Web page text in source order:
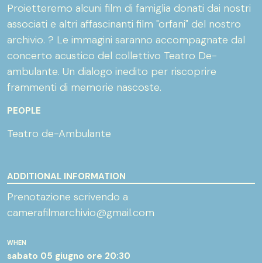
WHEN
sabato 05 giugno ore 20:30
Proietteremo alcuni film di famiglia donati dai nostri
associati e altri affascinanti film "orfani" del nostro
archivio. ? Le immagini saranno accompagnate dal
concerto acustico del collettivo Teatro De-
ambulante. Un dialogo inedito per riscoprire
frammenti di memorie nascoste.
PEOPLE
Teatro de-Ambulante
ADDITIONAL INFORMATION
Prenotazione scrivendo a
camerafilmarchivio@gmail.com